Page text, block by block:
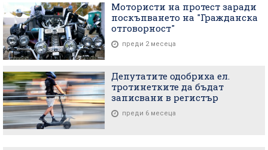
Мотористи на протест заради
поскъпването на "Гражданска
отговорност"
преди 2 месеца
Депутатите одобриха ел.
тротинетките да бъдат
записвани в регистър
преди 6 месеца